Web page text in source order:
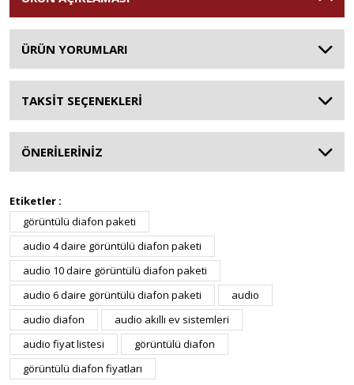
ÜRÜN YORUMLARI
TAKSİT SEÇENEKLERİ
ÖNERİLERİNİZ
Etiketler :
görüntülü diafon paketi
audio 4 daire görüntülü diafon paketi
audio 10 daire görüntülü diafon paketi
audio 6 daire görüntülü diafon paketi
audio
audio diafon
audio akıllı ev sistemleri
audio fiyat listesi
görüntülü diafon
görüntülü diafon fiyatları